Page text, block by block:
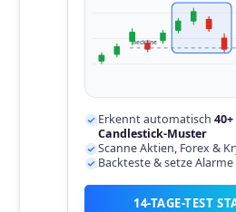
neckline
Erkennt automatisch
Candlestick-Muster
Scanne Aktien, Forex &
Backteste & setze
14-TAGE-TEST